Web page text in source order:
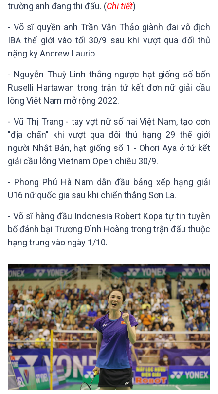
trường anh đang thi đấu. (Chi tiết)
- Võ sĩ quyền anh Trần Văn Thảo giành đai vô địch
IBA thế giới vào tối 30/9 sau khi vượt qua đối thủ
nặng ký Andrew Laurio.
- Nguyễn Thuỳ Linh thắng ngược hạt giống số bốn
Ruselli Hartawan trong trận tứ kết đơn nữ giải cầu
lông Việt Nam mở rộng 2022.
- Vũ Thị Trang - tay vợt nữ số hai Việt Nam, tạo cơn
"địa chấn" khi vượt qua đối thủ hạng 29 thế giới
người Nhật Bản, hạt giống số 1 - Ohori Aya ở tứ kết
giải cầu lông Vietnam Open chiều 30/9.
- Phong Phú Hà Nam dẫn đầu bảng xếp hạng giải
U16 nữ quốc gia sau khi chiến thắng Sơn La.
- Võ sĩ hàng đầu Indonesia Robert Kopa tự tin tuyên
bố đánh bại Trương Đình Hoàng trong trận đấu thuộc
hạng trung vào ngày 1/10.